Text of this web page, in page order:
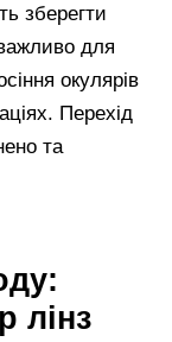
зберегти
для
окулярів
Перехід
та
лінз